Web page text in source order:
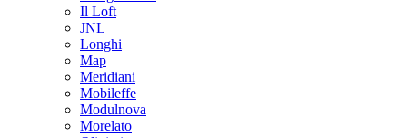
Il Loft
JNL
Longhi
Map
Meridiani
Mobileffe
Modulnova
Morelato